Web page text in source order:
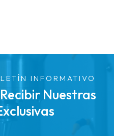
INFORMATIVO
Nuestras